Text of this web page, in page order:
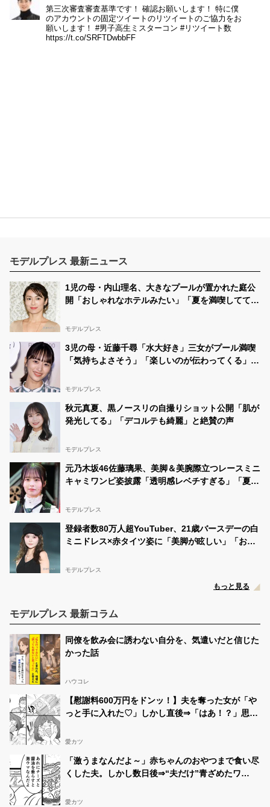
第三次審査審査基準です！ 確認お願いします！ 特に僕
のアカウントの固定ツイートのリツイートのご協力をお
願いします！ #男子高生ミスターコン #リツイート数
https://t.co/SRFTDwbbFF
モデルプレス 最新ニュース
1児の母・内山理名、大きなプールが置かれた庭公
開「おしゃれなホテルみたい」「夏を満喫してて素
モデルプレス
3児の母・近藤千尋「水大好き」三女がプール満喫
「気持ちよさそう」「楽しいのが伝わってくる」の
モデルプレス
秋元真夏、黒ノースリの自撮りショット公開「肌が
発光してる」「デコルテも綺麗」と絶賛の声
モデルプレス
元乃木坂46佐藤璃果、美脚＆美腕際立つレースミニ
キャミワンピ姿披露「透明感レベチすぎる」「夏の
モデルプレス
登録者数80万人超YouTuber、21歳バースデーの白
ミニドレス×赤タイツ姿に「美脚が眩しい」「おし
モデルプレス
もっと見る
モデルプレス 最新コラム
同僚を飲み会に誘わない自分を、気遣いだと信じた
かった話
ハウコレ
【慰謝料600万円をドンッ！】夫を奪った女が「や
っと手に入れた♡」しかし直後⇒「はあ！？」思い
愛カツ
「激うまなんだよ～」赤ちゃんのおやつまで食い尽
くした夫。しかし数日後⇒“夫だけ”青ざめたワ
愛カツ